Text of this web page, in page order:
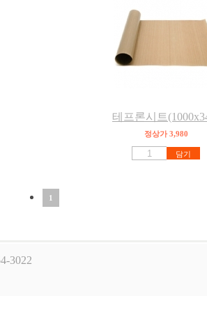
테프론시트
정상가 3,980
담기
1
3022